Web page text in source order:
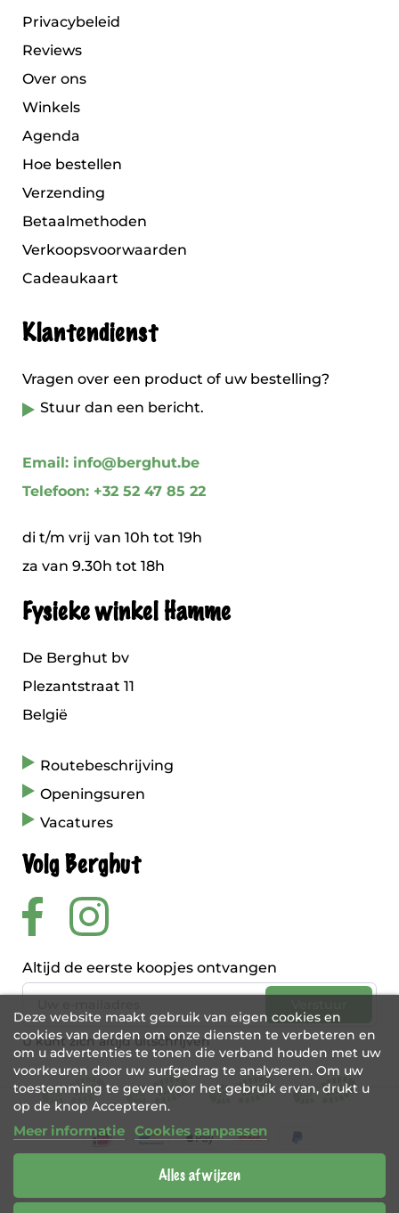
Privacybeleid
Reviews
Over ons
Winkels
Agenda
Hoe bestellen
Verzending
Betaalmethoden
Verkoopsvoorwaarden
Cadeaukaart
Klantendienst
Vragen over een product of uw bestelling?
Stuur dan een bericht.
Email: info@berghut.be
Telefoon: +32 52 47 85 22
di t/m vrij van 10h tot 19h
za van 9.30h tot 18h
Fysieke winkel Hamme
De Berghut bv
Plezantstraat 11
België
Routebeschrijving
Openingsuren
Vacatures
Volg Berghut
Altijd de eerste koopjes ontvangen
U kunt zich altijd uitschrijven
Deze website maakt gebruik van eigen cookies en
cookies van derden om onze diensten te verbeteren en
om u advertenties te tonen die verband houden met uw
voorkeuren door uw surfgedrag te analyseren. Om uw
toestemming te geven voor het gebruik ervan, drukt u
op de knop Accepteren.
Meer informatie Cookies aanpassen
Alles afwijzen
BE 0456 421 721